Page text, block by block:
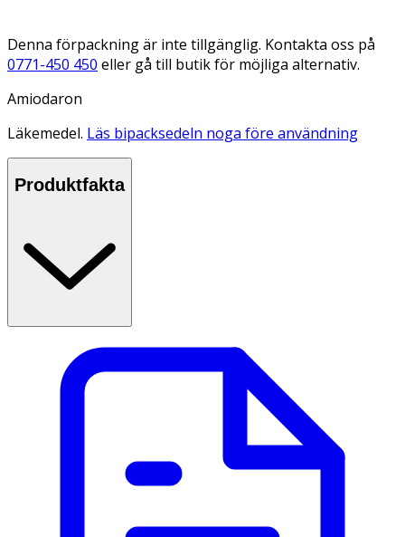
Denna förpackning är inte tillgänglig. Kontakta oss på
0771-450 450 eller gå till butik för möjliga alternativ.
Amiodaron
Läkemedel. Läs bipacksedeln noga före användning
Produktfakta